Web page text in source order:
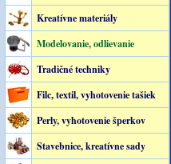
Kreatívne materiály
Modelovanie, odlievanie
Tradičné techniky
Filc, textil, vyhotovenie tašiek
Perly, vyhotovenie šperkov
Stavebnice, kreatívne sady